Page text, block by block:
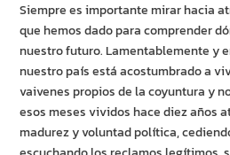
Siempre es importante mirar hacia
que hemos dado para comprender
nuestro futuro. Lamentablemente y
nuestro país está acostumbrado a
vaivenes propios de la coyuntura y
esos meses vividos hace diez años
madurez y voluntad política,